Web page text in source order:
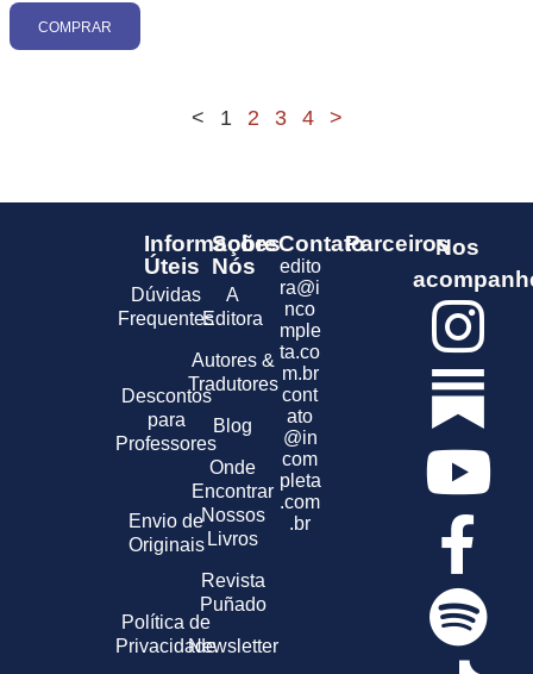
COMPRAR
< 1 2 3 4 >
Informações
Úteis
Dúvidas
Frequentes
Descontos
para
Professores
Envio de
Originais
Política de
Privacidade
Sobre
Nós
A
Editora
Autores &
Tradutores
Blog
Onde
Encontrar
Nossos
Livros
Revista
Puñado
Newsletter
Contato
edito
ra@i
nco
mple
ta.co
m.br
cont
ato
@in
com
pleta
.com
.br
ParceirosNos